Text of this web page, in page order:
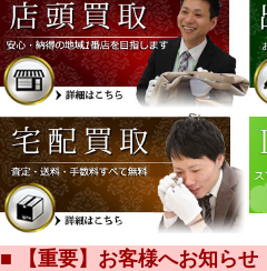
■ 【重要】お客様へお知ら